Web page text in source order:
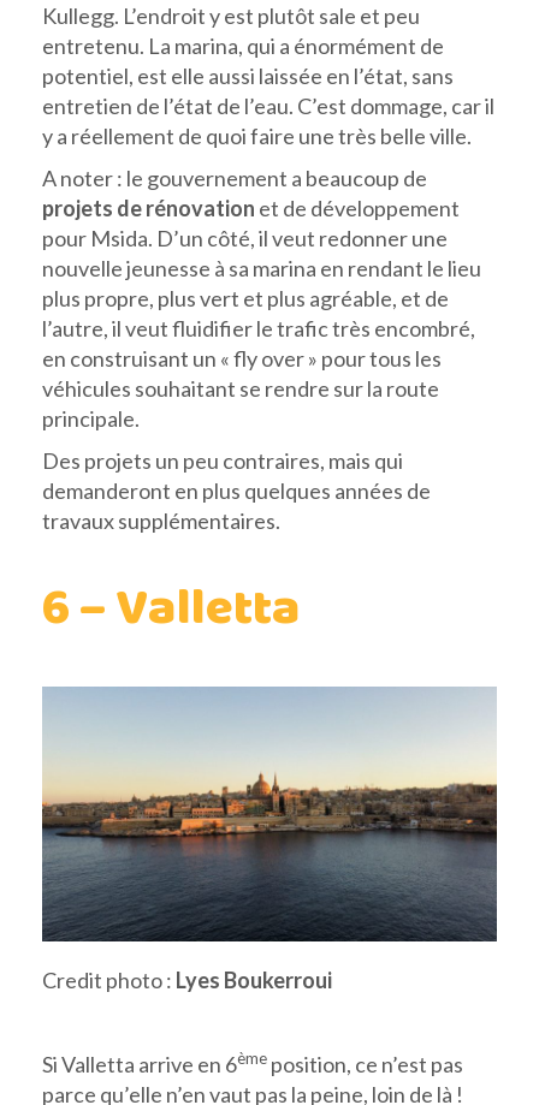
Kullegg. L’endroit y est plutôt sale et peu
entretenu. La marina, qui a énormément de
potentiel, est elle aussi laissée en l’état, sans
entretien de l’état de l’eau. C’est dommage, car il
y a réellement de quoi faire une très belle ville.
A noter : le gouvernement a beaucoup de
projets de rénovation et de développement
pour Msida. D’un côté, il veut redonner une
nouvelle jeunesse à sa marina en rendant le lieu
plus propre, plus vert et plus agréable, et de
l’autre, il veut fluidifier le trafic très encombré,
en construisant un « fly over » pour tous les
véhicules souhaitant se rendre sur la route
principale.
Des projets un peu contraires, mais qui
demanderont en plus quelques années de
travaux supplémentaires.
6 – Valletta
Credit photo : Lyes Boukerroui
Si Valletta arrive en 6ème position, ce n’est pas
parce qu’elle n’en vaut pas la peine, loin de là !